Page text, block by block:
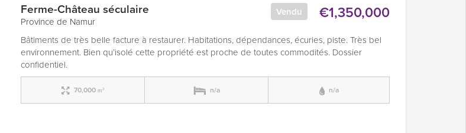
€1,350,000
Vendu
Ferme-Château séculaire
Province de Namur
Bâtiments de très belle facture à restaurer. Habitations, dépendances, écuries, piste. Très bel
environnement. Bien qu’isolé cette propriété est proche de toutes commodités. Dossier
confidentiel.
70,000 m² n/a n/a